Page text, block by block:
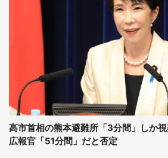
高市首相の熊本避難所「3分間」しか
広報官「51分間」だと否定